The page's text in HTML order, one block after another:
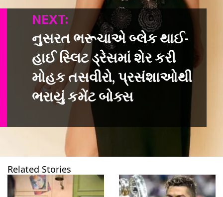
NEXT:
નુસરત ભરૂચાએ બ્લેક થાઈ-
હાઈ સ્લિટ ડ્રેસમાં શેર કરી
મોહક તસવીરો, પ્રસંશાઓથી
ભરાયું કમેંટ બોક્સ
Related Stories